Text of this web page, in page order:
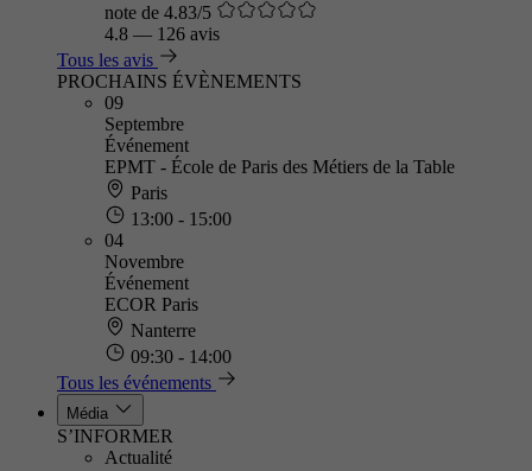
note de 4.83/5
4.8 — 126 avis
Tous les avis
PROCHAINS ÉVÈNEMENTS
09
Septembre
Événement
EPMT - École de Paris des Métiers de la Table
Paris
13:00 - 15:00
04
Novembre
Événement
ECOR Paris
Nanterre
09:30 - 14:00
Tous les événements
Média
S’INFORMER
Actualité